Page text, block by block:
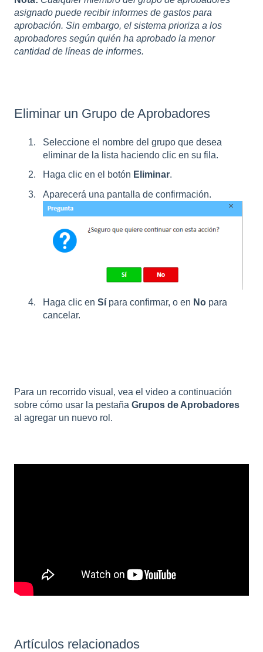
asignado puede recibir informes de gastos para
aprobación. Sin embargo, el sistema prioriza a los
aprobadores según quién ha aprobado la menor
cantidad de líneas de informes.
Eliminar un Grupo de Aprobadores
Seleccione el nombre del grupo que desea
eliminar de la lista haciendo clic en su fila.
Haga clic en el botón Eliminar.
Aparecerá una pantalla de confirmación.
Haga clic en Sí para confirmar, o en No para
cancelar.
Para un recorrido visual, vea el video a continuación
sobre cómo usar la pestaña Grupos de Aprobadores
al agregar un nuevo rol.
Artículos relacionados